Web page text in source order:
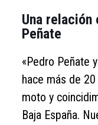
Una
Peñate
«Pedro Peñate
hace más de
moto y
Baja España.